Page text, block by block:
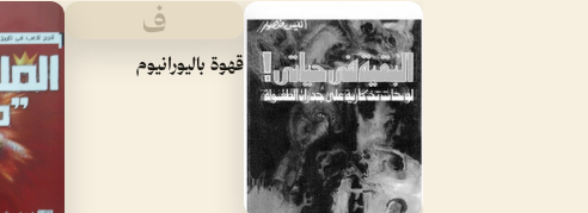
ف
قهوة باليورانيوم